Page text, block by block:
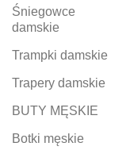
Śniegowce
damskie
Trampki damskie
Trapery damskie
BUTY MĘSKIE
Botki męskie